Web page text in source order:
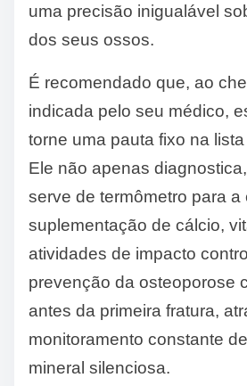
uma precisão inigualável
dos seus ossos.
É recomendado que, ao
indicada pelo seu médico,
torne uma pauta fixo na
Ele não apenas
serve de termômetro para a
suplementação de cálcio,
atividades de impacto
prevenção da osteoporose
antes da primeira fratura,
monitoramento constante
mineral silenciosa.